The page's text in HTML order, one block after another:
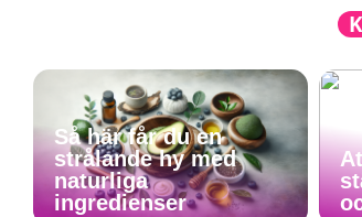
Så här får du en
strålande hy med
naturliga
ingredienser